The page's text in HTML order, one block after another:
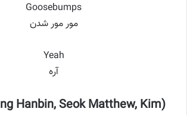
Goosebumps
مور مور شدن
Yeah
آره
Hanbin, Seok Matthew, Kim